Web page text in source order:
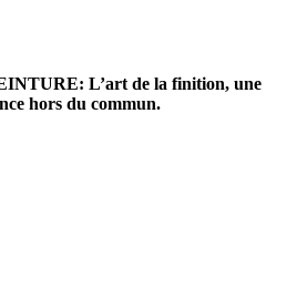
L’art de la finition, une
hors du commun.